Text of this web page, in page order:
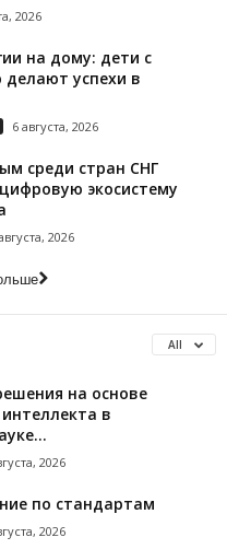
2026
на дому: дети с
успехи в
6 августа, 2026
среди стран СНГ
экосистему
2026
All
на основе
интеллекта в
2026
по стандартам
2026